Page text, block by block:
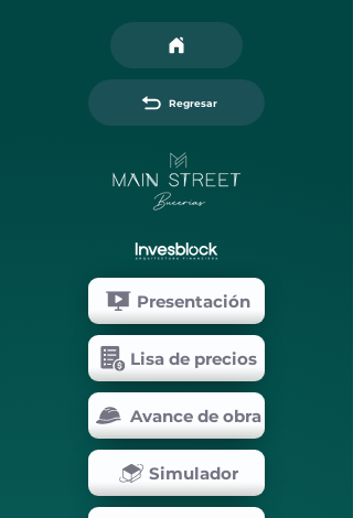
Regresar
Presentación
Lisa de precios
Avance de obra
Simulador